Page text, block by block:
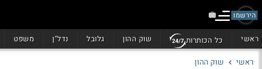
הירשמו
ראשי כל הכותרות שוק ההון גלובל נדל"ן משפט
ראשי שוק ההון